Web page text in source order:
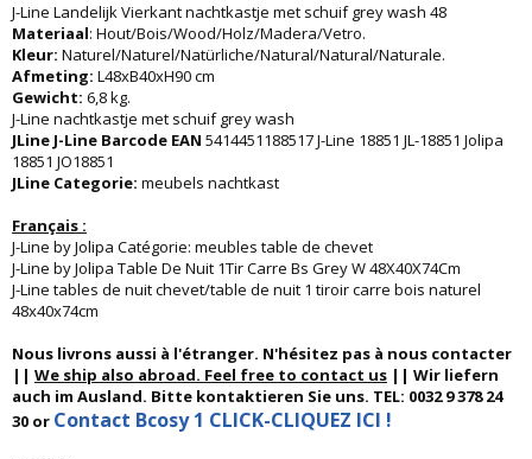
J-Line Landelijk Vierkant nachtkastje met schuif grey wash 48
Materiaal: Hout/Bois/Wood/Holz/Madera/Vetro.
Kleur: Naturel/Naturel/Natürliche/Natural/Natural/Naturale.
Afmeting: L48xB40xH90 cm
Gewicht: 6,8 kg.
J-Line nachtkastje met schuif grey wash
JLine J-Line Barcode EAN 5414451188517 J-Line 18851 JL-18851 Jolipa
18851 JO18851
JLine Categorie: meubels nachtkast
Français :
J-Line by Jolipa Catégorie: meubles table de chevet
J-Line by Jolipa Table De Nuit 1Tir Carre Bs Grey W 48X40X74Cm
J-Line tables de nuit chevet/table de nuit 1 tiroir carre bois naturel
48x40x74cm
Nous livrons aussi à l'étranger. N'hésitez pas à nous contacter
|| We ship also abroad. Feel free to contact us || Wir liefern
auch im Ausland. Bitte kontaktieren Sie uns. TEL: 0032 9 378 24
30 or Contact Bcosy 1 CLICK-CLIQUEZ ICI !